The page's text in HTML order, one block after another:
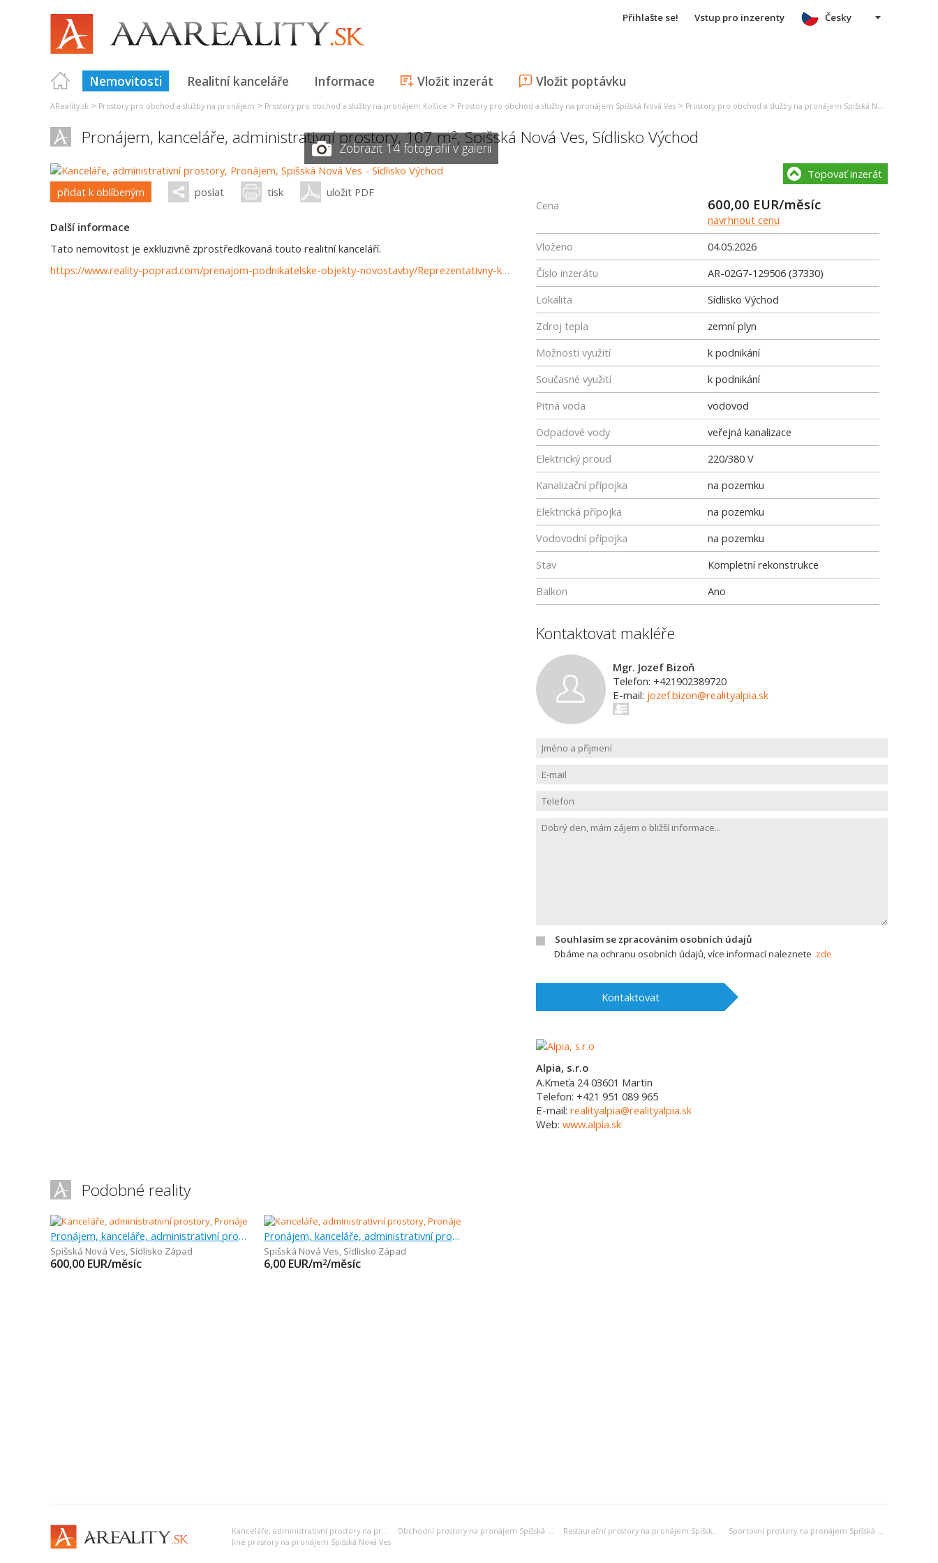
Přihlašte se! Vstup pro inzerenty
Nemovitosti Realitní kanceláře Informace Vložit inzerát Vložit poptávku
Česky
AReality.sk > Prostory pro obchod a služby na pronájem > Prostory pro obchod a služby na pronájem Košice > Prostory pro obchod a služby na pronájem Spišská Nová Ves > Prostory pro obchod a služby na pronájem Spišská Nová Ves
Pronájem, kanceláře, administrativní prostory, 107 m2,Spišská Nová Ves, Sídlisko Východ
Zobrazit 14 fotografií v galerii
přidat k oblíbeným poslat tisk uložit PDF
Další informace
Tato nemovitost je exkluzivně zprostředkovaná touto realitní kanceláří.
https://www.reality-poprad.com/prenajom-podnikatelske-objekty-novostavby/Reprezentativny-kancelarsky-priestor-s-parkovanim---idealny-pre-klientsku-prevadzku-37330/?utm_source=areality&utm_medium=xml&utm_term=37330&utm_content=pozemok&utm_campaign=portaly
Topovať inzerát
Cena 600,00 EUR/měsíc
navrhnout cenu
Vloženo
04.05.2026
Číslo inzerátu
AR-02G7-129506 (37330)
Lokalita
Sídlisko Východ
Zdroj tepla
zemní plyn
Možnosti využití
k podnikání
Současné využití
k podnikání
Pitná voda
vodovod
Odpadové vody
veřejná kanalizace
Elektrický proud
220/380 V
Kanalizační přípojka
na pozemku
Elektrická přípojka
na pozemku
Vodovodní přípojka
na pozemku
Stav
Kompletní rekonstrukce
Balkon
Ano
Kontaktovat makléře
Mgr. Jozef Bizoň
Telefon: +421902389720
E-mail: jozef.bizon@realityalpia.sk
Souhlasím se zpracováním osobních údajů
Dbáme na ochranu osobních údajů, více informací naleznete zde
Kontaktovat
Alpia, s.r.o
A.Kmeťa 24 03601 Martin
Telefon: +421 951 089 965
E-mail: realityalpia@realityalpia.sk
Web: www.alpia.sk
Podobné reality
Pronájem, kanceláře, administrativní prostory, 90 m
Spišská Nová Ves, Sídlisko Západ
600,00 EUR/měsíc
Pronájem, kanceláře, administrativní prostory, 524 m
Spišská Nová Ves, Sídlisko Západ
6,00 EUR/m2/měsíc
Kanceláře, administrativní prostory na pronájem Spišská Nová Ves Obchodní prostory na pronájem Spišská Nová Ves Restaurační prostory na pronájem Spišská Nová Ves
Sportovní prostory na pronájem Spišská Nová Ves
Jiné prostory na pronájem Spišská Nová Ves